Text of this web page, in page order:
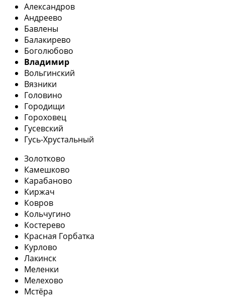
Александров
Андреево
Бавлены
Балакирево
Боголюбово
Владимир
Вольгинский
Вязники
Головино
Городищи
Гороховец
Гусевский
Гусь-Хрустальный
Золотково
Камешково
Карабаново
Киржач
Ковров
Кольчугино
Костерево
Красная Горбатка
Курлово
Лакинск
Меленки
Мелехово
Мстёра